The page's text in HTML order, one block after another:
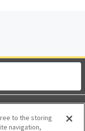
個人情報保護
to the storing
navigation,